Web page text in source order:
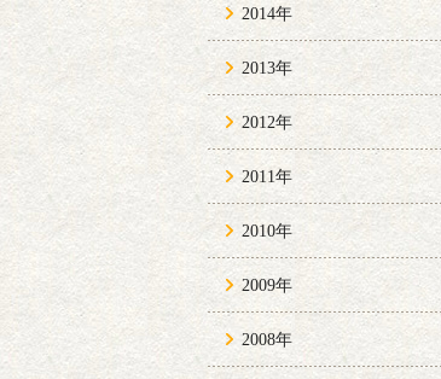
2014年
2013年
2012年
2011年
2010年
2009年
2008年